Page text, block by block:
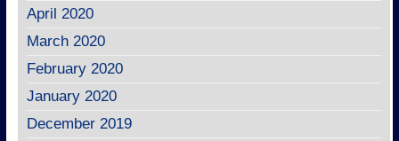
April 2020
March 2020
February 2020
January 2020
December 2019